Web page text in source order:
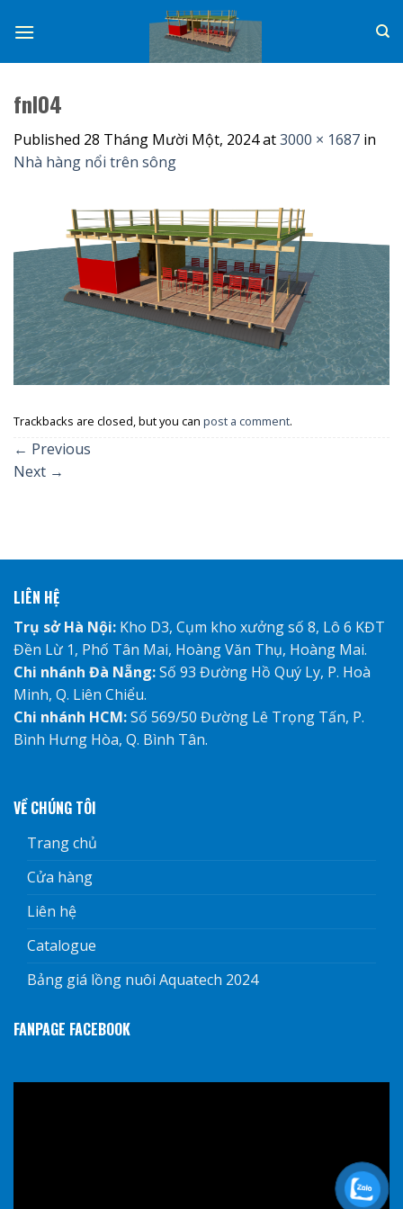
fnl04
Published 28 Tháng Mười Một, 2024at3000 × 1687 in
Nhà hàng nổi trên sông
Trackbacks are closed, but you can post a comment.
← Previous
Next →
LIÊN HỆ
Trụ sở Hà Nội: Kho D3, Cụm kho xưởng số 8, Lô 6 KĐT
Đền Lừ 1, Phố Tân Mai, Hoàng Văn Thụ, Hoàng Mai.
Chi nhánh Đà Nẵng:Số 93 Đường Hồ Quý Ly, P. Hoà
Minh, Q. Liên Chiểu.
Chi nhánh HCM:Số 569/50 Đường Lê Trọng Tấn, P.
Bình Hưng Hòa, Q. Bình Tân.
VỀ CHÚNG TÔI
Trang chủ
Cửa hàng
Liên hệ
Catalogue
Bảng giá lồng nuôi Aquatech 2024
FANPAGE FACEBOOK